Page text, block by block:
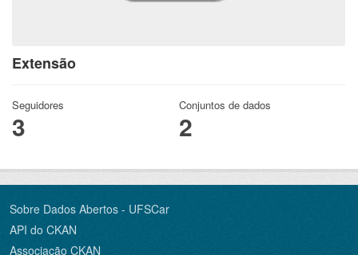
Extensão
Seguidores
3
Conjuntos de dados
2
Sobre Dados Abertos - UFSCar
API do CKAN
Associação CKAN